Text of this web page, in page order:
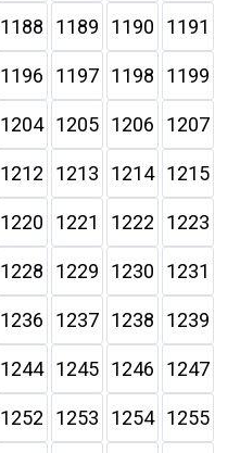
1188 1189 1190 1191
1196 1197 1198 1199
1204 1205 1206 1207
1212 1213 1214 1215
1220 1221 1222 1223
1228 1229 1230 1231
1236 1237 1238 1239
1244 1245 1246 1247
1252 1253 1254 1255